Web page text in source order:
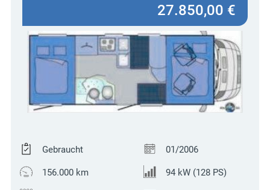
27.850,00 €
Gebraucht 01/2006
156.000 km 94 kW (128 PS)